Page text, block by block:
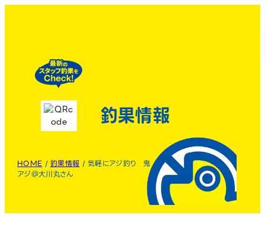
釣果情報
HOME /釣果情報 /気軽にアジ釣り 鬼
アジ＠大川丸さん